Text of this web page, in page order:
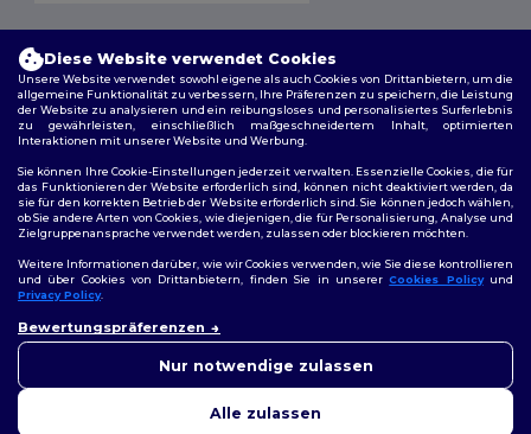
Allgemeine Geschäftsbedingungen
Datenschutzbestimmungen|Cookie-Richtlinie|Site Map
Folge uns
Diese Website verwendet Cookies
Unsere Website verwendet sowohl eigene als auch Cookies von Drittanbietern, um die
allgemeine Funktionalität zu verbessern, Ihre Präferenzen zu speichern, die Leistung
der Website zu analysieren und ein reibungsloses und personalisiertes Surferlebnis
zu gewährleisten, einschließlich maßgeschneidertem Inhalt, optimierten
Interaktionen mit unserer Website und Werbung.
Sie können Ihre Cookie-Einstellungen jederzeit verwalten. Essenzielle Cookies, die für
das Funktionieren der Website erforderlich sind, können nicht deaktiviert werden, da
sie für den korrekten Betrieb der Website erforderlich sind. Sie können jedoch wählen,
ob Sie andere Arten von Cookies, wie diejenigen, die für Personalisierung, Analyse und
Zielgruppenansprache verwendet werden, zulassen oder blockieren möchten.
Weitere Informationen darüber, wie wir Cookies verwenden, wie Sie diese kontrollieren
und über Cookies von Drittanbietern, finden Sie in unsererCookies Policyund
Privacy Policy.
Bewertungspräferenzen
Nur notwendige zulassen
Alle zulassen
uns jederzeit kontaktieren.
Ihnen zu helfen.